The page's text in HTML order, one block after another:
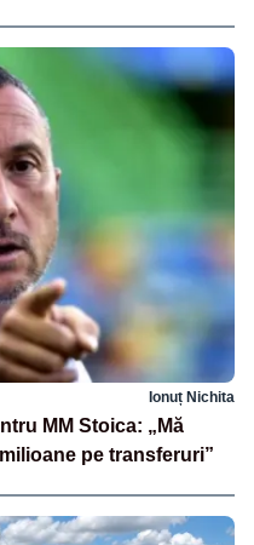
Ionuț Nichita
MM Stoica: „Mă
pe transferuri”